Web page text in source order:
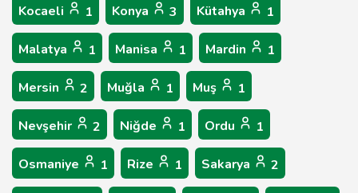
Kocaeli 1 Konya 3 Kütahya 1
Malatya 1 Manisa 1 Mardin 1
Mersin 2 Muğla 1 Muş 1
Nevşehir 2 Niğde 1 Ordu 1
Osmaniye 1 Rize 1 Sakarya 2